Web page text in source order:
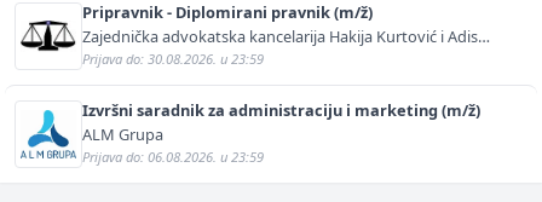
Pripravnik - Diplomirani pravnik (m/ž)
Zajednička advokatska kancelarija Hakija Kurtović i Adis
Kurtović
Prijava do: 30.08.2026. u 23:59
Izvršni saradnik za administraciju i marketing (m/ž)
ALM Grupa
Prijava do: 06.08.2026. u 23:59